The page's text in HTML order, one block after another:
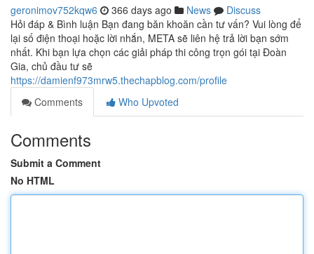
geronimov752kqw6 366 days ago News
Discuss
Hỏi đáp & Bình luận Bạn đang băn khoăn cần tư vấn? Vui lòng để
lại số điện thoại hoặc lời nhắn, META sẽ liên hệ trả lời bạn sớm
nhất. Khi bạn lựa chọn các giải pháp thi công trọn gói tại Đoàn
Gia, chủ đầu tư sẽ
https://damienf973mrw5.thechapblog.com/profile
Comments
Who Upvoted
Comments
Submit a Comment
No HTML